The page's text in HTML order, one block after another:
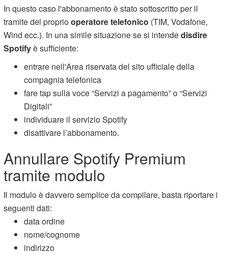
In questo caso l'abbonamento è stato sottoscritto per il
tramite del propriooperatore telefonico (TIM, Vodafone,
Wind ecc.). In una simile situazione se si intendedisdire
Spotifyè sufficiente:
entrare nell'Area riservata del sito ufficiale della
compagnia telefonica
fare tap sulla voce “Servizi a pagamento” o “Servizi
Digitali”
individuare il servizio Spotify
disattivare l’abbonamento.
Annullare Spotify Premium
tramite modulo
Il modulo è davvero semplice da compilare, basta riportare i
seguenti dati:
data ordine
nome/cognome
indirizzo